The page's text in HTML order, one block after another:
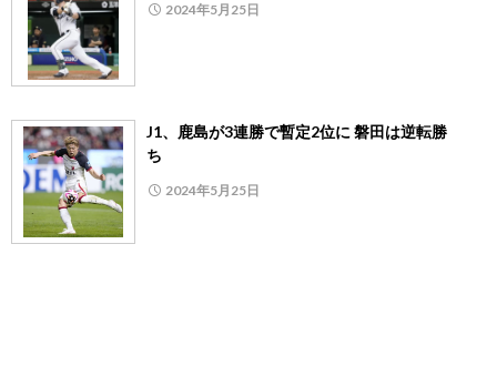
2024年5月25日
J1、鹿島が3連勝で暫定2位に 磐田は逆転勝
ち
2024年5月25日